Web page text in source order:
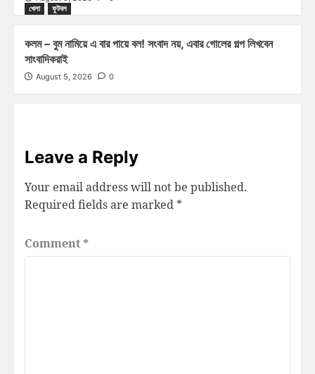
খেলা
ফুটবল
কলম – বুম নামিয়ে এ বার পায়ে বল! সংবাদ নয়, এবার গোলের গল্প লিখবেন
সাংবাদিকরাই
August 5, 2026 0
Leave a Reply
Your email address will not be published.
Required fields are marked *
Comment *